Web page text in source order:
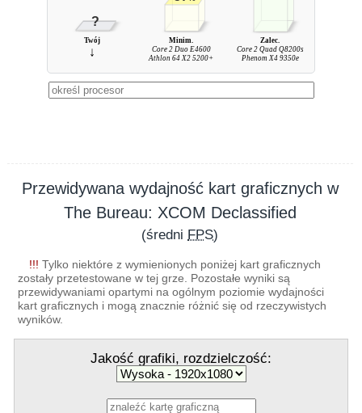
?
Twój
↓
Minim.
Core 2 Duo E4600
Athlon 64 X2 5200+
Zalec.
Core 2 Quad Q8200s
Phenom X4 9350e
Przewidywana wydajność kart graficznych w
The Bureau: XCOM Declassified
(średni FPS)
!!! Tylko niektóre z wymienionych poniżej kart graficznych
zostały przetestowane w tej grze. Pozostałe wyniki są
przewidywaniami opartymi na ogólnym poziomie wydajności
kart graficznych i mogą znacznie różnić się od rzeczywistych
wyników.
Jakość grafiki, rozdzielczość: